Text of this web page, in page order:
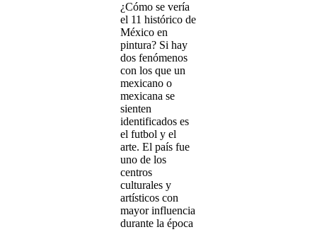
¿Cómo se vería
el 11 histórico de
México en
pintura? Si hay
dos fenómenos
con los que un
mexicano o
mexicana se
sienten
identificados es
el futbol y el
arte. El país fue
uno de los
centros
culturales y
artísticos con
mayor influencia
durante la época